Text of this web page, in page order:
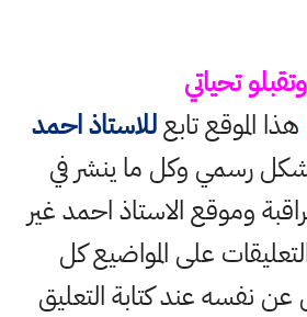
وتقبلو تحياتي
هذا الموقع تابعللاستاذ احمد
رسمي وكل ما ينشر في
وموقع الاستاذ احمد غير
على المواضيع كل
عند كتابة التعليق